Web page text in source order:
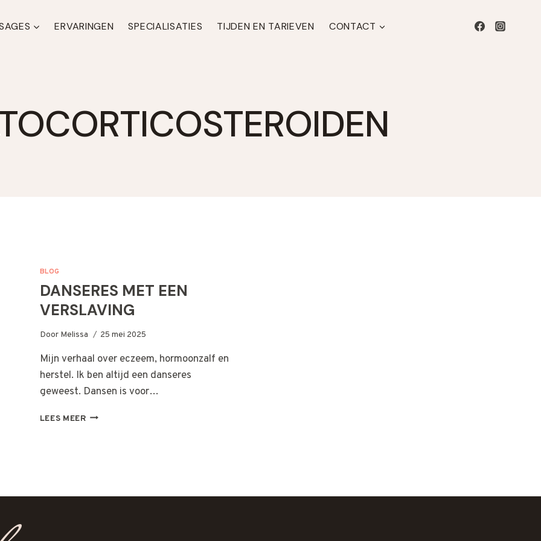
ERVARINGEN SPECIALISATIES TIJDEN EN TARIEVEN CONTACT
BLOG
DANSERES MET EEN
VERSLAVING
Door Melissa 25 mei 2025
Mijn verhaal over eczeem, hormoonzalf en
herstel. Ik ben altijd een danseres
geweest. Dansen is voor…
LEES MEERDANSERES